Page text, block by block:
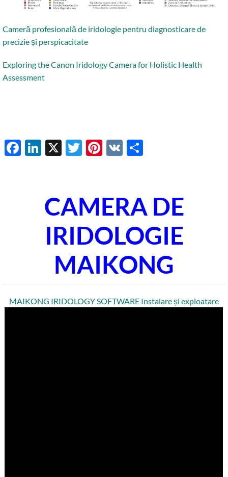
Cameră profesională de iridologie pentru diagnosticare de
precizie și perspicacitate
Exploring the Canon Iridology Camera for Holistic Health
Assessment
Facebook
LinkedIn
X Twitter
Pinterest
VK
CAMERA DE
IRIDOLOGIE
MAIKONG
MAIKONG IRIDOLOGY SOFTWARE Instalare și exploatare